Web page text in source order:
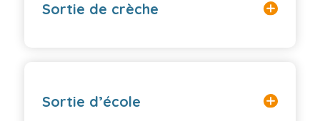
Sortie de crèche
Sortie d’école